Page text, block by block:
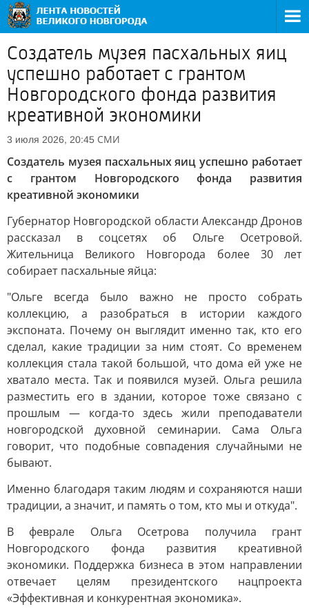
Создатель музея пасхальных яиц
успешно работает с грантом
Новгородского фонда развития
креативной экономики
3 июля 2026, 20:45 СМИ
Создатель музея пасхальных яиц успешно работает
с грантом Новгородского фонда развития
креативной экономики
Губернатор Новгородской области Александр Дронов
рассказал в соцсетях об Ольге Осетровой.
Жительница Великого Новгорода более 30 лет
собирает пасхальные яйца:
"Ольге всегда было важно не просто собрать
коллекцию, а разобраться в истории каждого
экспоната. Почему он выглядит именно так, кто его
сделал, какие традиции за ним стоят. Со временем
коллекция стала такой большой, что дома ей уже не
хватало места. Так и появился музей. Ольга решила
разместить его в здании, которое тоже связано с
прошлым — когда-то здесь жили преподаватели
новгородской духовной семинарии. Сама Ольга
говорит, что подобные совпадения случайными не
бывают.
Именно благодаря таким людям и сохраняются наши
традиции, а значит, и память о том, кто мы и откуда".
В феврале Ольга Осетрова получила грант
Новгородского фонда развития креативной
экономики. Поддержка бизнеса в этом направлении
отвечает целям президентского нацпроекта
«Эффективная и конкурентная экономика».